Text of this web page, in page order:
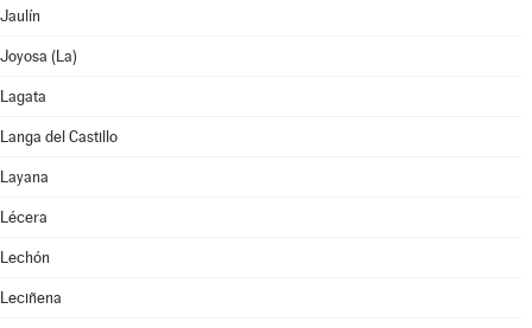
Jaulín
Joyosa (La)
Lagata
Langa del Castillo
Layana
Lécera
Lechón
Leciñena